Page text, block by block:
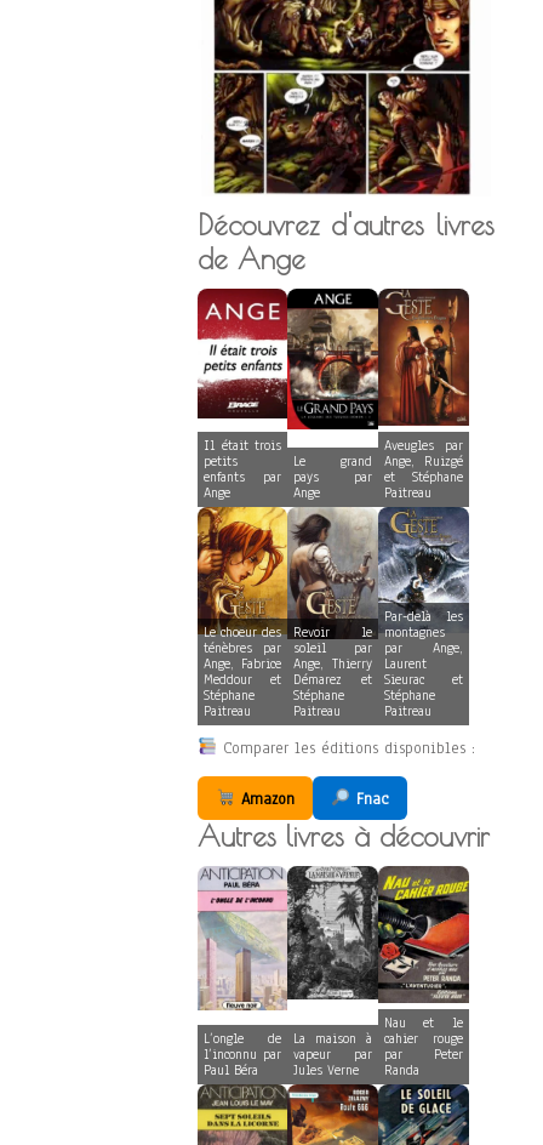
Découvrez d'autres livres
de Ange
Il était trois
petits
enfants par
Ange
Le grand
pays par
Ange
Aveugles par
Ange, Ruizgé
et Stéphane
Paitreau
Le choeur des
ténèbres par
Ange, Fabrice
Meddour et
Stéphane
Paitreau
Revoir le
soleil par
Ange, Thierry
Démarez et
Stéphane
Paitreau
Par-delà les
montagnes
par Ange,
Laurent
Sieurac et
Stéphane
Paitreau
Comparer les éditions disponibles :
Amazon Fnac
Autres livres à découvrir
L’ongle de
l’inconnu par
Paul Béra
La maison à
vapeur par
Jules Verne
Nau et le
cahier rouge
par Peter
Randa